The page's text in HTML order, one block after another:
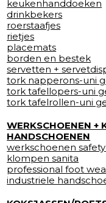
keukenhanddoeken
drinkbekers
roerstaafjes
rietjes
placemats
borden en bestek
servetten +
tork napperons-uni
tork tafellopers-uni
tork tafelrollen-uni
WERKSCHOENEN +
HANDSCHOENEN
werkschoenen
klompen sanita
professional foot
industriele